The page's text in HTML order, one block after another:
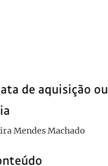
de aquisição ou
Mendes Machado